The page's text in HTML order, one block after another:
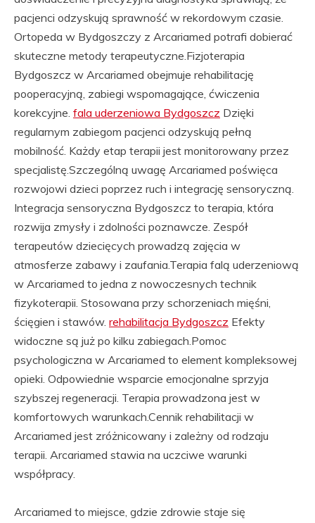
pacjenci odzyskują sprawność w rekordowym czasie.
Ortopeda w Bydgoszczy z Arcariamed potrafi dobierać
skuteczne metody terapeutyczne.Fizjoterapia
Bydgoszcz w Arcariamed obejmuje rehabilitację
pooperacyjną, zabiegi wspomagające, ćwiczenia
korekcyjne. fala uderzeniowa Bydgoszcz Dzięki
regularnym zabiegom pacjenci odzyskują pełną
mobilność. Każdy etap terapii jest monitorowany przez
specjalistę.Szczególną uwagę Arcariamed poświęca
rozwojowi dzieci poprzez ruch i integrację sensoryczną.
Integracja sensoryczna Bydgoszcz to terapia, która
rozwija zmysły i zdolności poznawcze. Zespół
terapeutów dziecięcych prowadzą zajęcia w
atmosferze zabawy i zaufania.Terapia falą uderzeniową
w Arcariamed to jedna z nowoczesnych technik
fizykoterapii. Stosowana przy schorzeniach mięśni,
ścięgien i stawów. rehabilitacja Bydgoszcz Efekty
widoczne są już po kilku zabiegach.Pomoc
psychologiczna w Arcariamed to element kompleksowej
opieki. Odpowiednie wsparcie emocjonalne sprzyja
szybszej regeneracji. Terapia prowadzona jest w
komfortowych warunkach.Cennik rehabilitacji w
Arcariamed jest zróżnicowany i zależny od rodzaju
terapii. Arcariamed stawia na uczciwe warunki
współpracy.
Arcariamed to miejsce, gdzie zdrowie staje się